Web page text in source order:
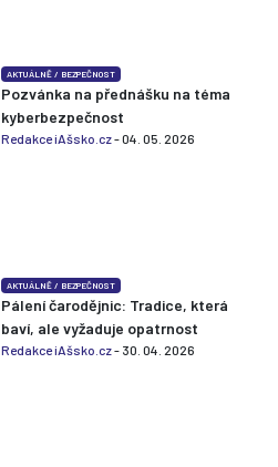
AKTUÁLNĚ / BEZPEČNOST
Pozvánka na přednášku na téma
kyberbezpečnost
Redakce iAšsko.cz- 04. 05. 2026
AKTUÁLNĚ / BEZPEČNOST
Pálení čarodějnic: Tradice, která
baví, ale vyžaduje opatrnost
Redakce iAšsko.cz- 30. 04. 2026